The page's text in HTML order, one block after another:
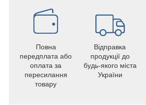
Повна
передплата або
оплата за
пересилання
товару
Відправка
продукції до
будь-якого міста
України